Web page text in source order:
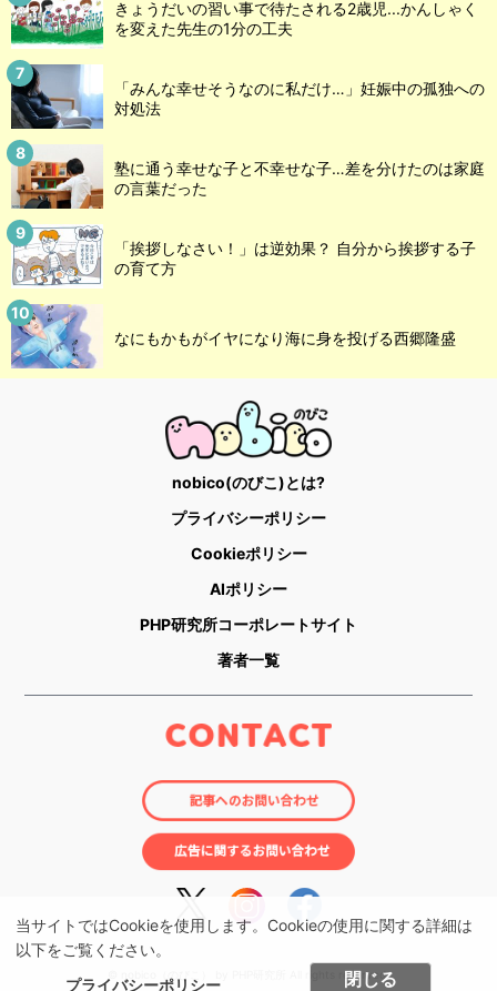
当サイトではCookieを使用します。Cookieの使用に関する詳細は
以下をご覧ください。
プライバシーポリシー
閉じる
きょうだいの習い事で待たされる2歳児...かんしゃく
を変えた先生の1分の工夫
「みんな幸せそうなのに私だけ…」妊娠中の孤独への
対処法
塾に通う幸せな子と不幸せな子…差を分けたのは家庭
の言葉だった
「挨拶しなさい！」は逆効果？ 自分から挨拶する子
の育て方
なにもかもがイヤになり海に身を投げる西郷隆盛
nobico(のびこ)とは?
プライバシーポリシー
Cookieポリシー
AIポリシー
PHP研究所コーポレートサイト
著者一覧
© nobico（のびこ） by PHP研究所 All rights reserved.